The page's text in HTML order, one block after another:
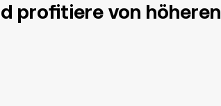
profitiere von höheren